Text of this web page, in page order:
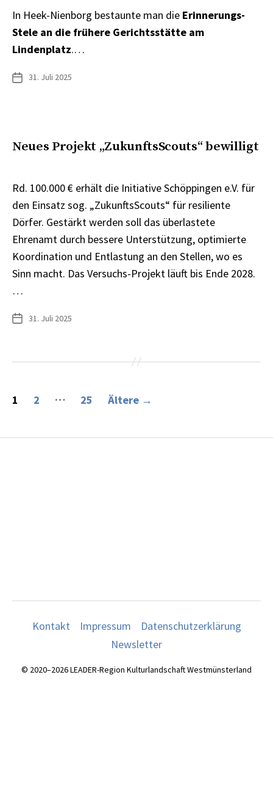
In Heek-Nienborg bestaunte man die Erinnerungs-
Stele an die frühere Gerichtsstätte am
Lindenplatz.…
Veröffentlichungsdatum
31. Juli 2025
Neues Projekt „ZukunftsScouts“ bewilligt
Rd. 100.000 € erhält die Initiative Schöppingen e.V. für
den Einsatz sog. „ZukunftsScouts“ für resiliente
Dörfer. Gestärkt werden soll das überlastete
Ehrenamt durch bessere Unterstützung, optimierte
Koordination und Entlastung an den Stellen, wo es
Sinn macht. Das Versuchs-Projekt läuft bis Ende 2028.
…
Veröffentlichungsdatum
31. Juli 2025
Seitennummerierung
Beiträge
1 2 … 25 Ältere →
Kontakt Impressum
Datenschutzerklärung
Newsletter
© 2020–2026 LEADER-Region Kulturlandschaft Westmünsterland